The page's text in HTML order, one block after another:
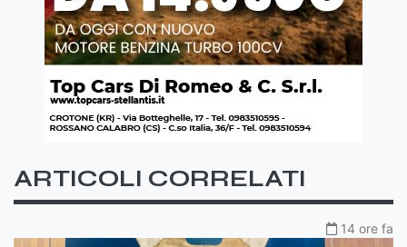
ARTICOLI CORRELATI
14 ore fa